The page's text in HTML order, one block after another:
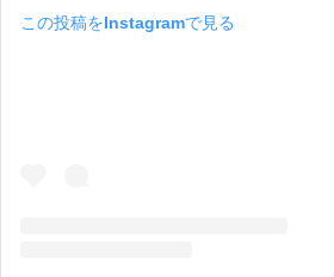
この投稿をInstagramで見る